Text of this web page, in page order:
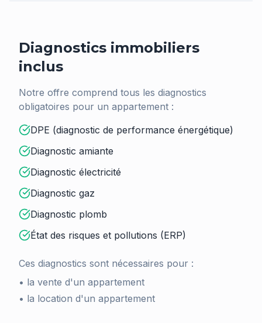
Diagnostics immobiliers
inclus
Notre offre comprend tous les diagnostics
obligatoires pour un appartement :
DPE (diagnostic de performance énergétique)
Diagnostic amiante
Diagnostic électricité
Diagnostic gaz
Diagnostic plomb
État des risques et pollutions (ERP)
Ces diagnostics sont nécessaires pour :
• la vente d'un appartement
• la location d'un appartement